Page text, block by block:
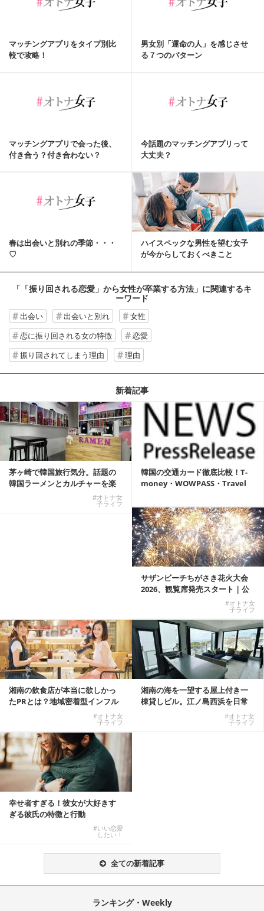
マッチングアプリをタイプ別比
較で攻略！
男女別「運命の人」を感じさせ
る７つのパターン
マッチングアプリで会った後、
付き合う？付き合わない？
今話題のマッチングアプリって
大丈夫？
春は出会いと別れの季節・・・
♡
ハイスペックな男性を望む女子
が今からしておくべきこと
「「振り回される恋愛」から女性が卒業する方法」 に関連するキ
ーワード
出会い 出会いと別れ
女性
恋に振り回される女の特徴
恋愛
振り回されてしまう理由
理由
新着記事
茅ヶ崎で韓国旅行気分。話題の
韓国ラーメンとカルチャーを楽
#オトナ女
子ライフ
韓国の交通カード徹底比較！T-
money・WOWPASS・Travel
サザンビーチちがさき花火大会
2026、観覧席発売スタート｜公
#オトナ女
子ライフ
湘南の飲食店が本当に欲しかっ
たPRとは？地域密着型インフル
#オトナ女
子ライフ
湘南の海を一望する屋上付き一
棟貸しビル。江ノ島西浜を日常
#オトナ女
子ライフ
幸せ者すぎる！彼女が大好きす
ぎる彼氏の特徴と行動
#いい恋愛
したい！
全ての新着記事
ランキング・Weekly